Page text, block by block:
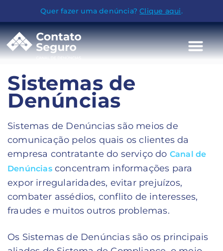
Quer fazer uma denúncia?Clique aqui.
Sistemas de
Denúncias
Sistemas de Denúncias são meios de
comunicação pelos quais os clientes da
empresa contratante do serviço do Canal de
Denúnciasconcentram informações para
expor irregularidades, evitar prejuízos,
combater assédios, conflito de interesses,
fraudes e muitos outros problemas.
Os Sistemas de Denúncias são os principais